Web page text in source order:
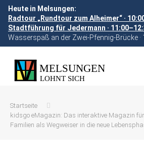
Heute in Melsungen:
Radtour „Rundtour zum Alheimer“ ·
Stadtführung für Jedermann ·
Wasserspaß an der Zwei-Pfennig-Brücke ·
Startseite
kidsgo eMagazin: Das interaktive Magazin
Familien als Wegweiser in die neue